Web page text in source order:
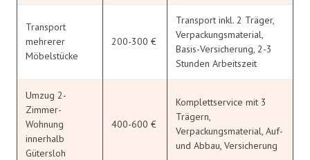
Transport
mehrerer
Möbelstücke
200-300 €
Transport inkl. 2 Träger,
Verpackungsmaterial,
Basis-Versicherung, 2-3
Stunden Arbeitszeit
Umzug 2-
Zimmer-
Wohnung
innerhalb
Gütersloh
400-600 €
Komplettservice mit 3
Trägern,
Verpackungsmaterial, Auf-
und Abbau, Versicherung